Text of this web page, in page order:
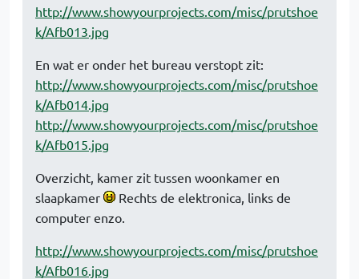
http://www.showyourprojects.com/misc/prutshoe
k/Afb013.jpg
En wat er onder het bureau verstopt zit:
http://www.showyourprojects.com/misc/prutshoe
k/Afb014.jpg
http://www.showyourprojects.com/misc/prutshoe
k/Afb015.jpg
Overzicht, kamer zit tussen woonkamer en
slaapkamer
Rechts de elektronica, links de
computer enzo.
http://www.showyourprojects.com/misc/prutshoe
k/Afb016.jpg